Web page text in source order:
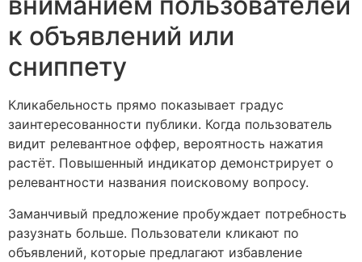
к объявлений или
сниппету
Кликабельность прямо показывает градус
заинтересованности публики. Когда пользователь
видит релевантное оффер, вероятность нажатия
растёт. Повышенный индикатор демонстрирует о
релевантности названия поисковому вопросу.
Заманчивый предложение пробуждает потребность
разузнать больше. Пользователи кликают по
объявлений, которые предлагают избавление